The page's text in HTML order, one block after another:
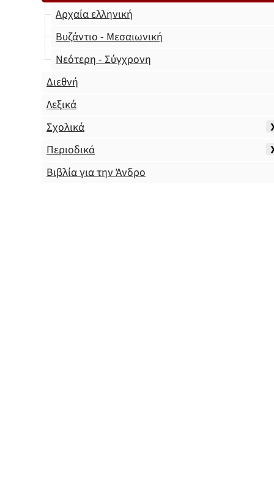
Αρχαία ελληνική
Βυζάντιο - Μεσαιωνική
Νεότερη - Σύγχρονη
Διεθνή
Λεξικά
Σχολικά
Περιοδικά
Βιβλία για την Άνδρο